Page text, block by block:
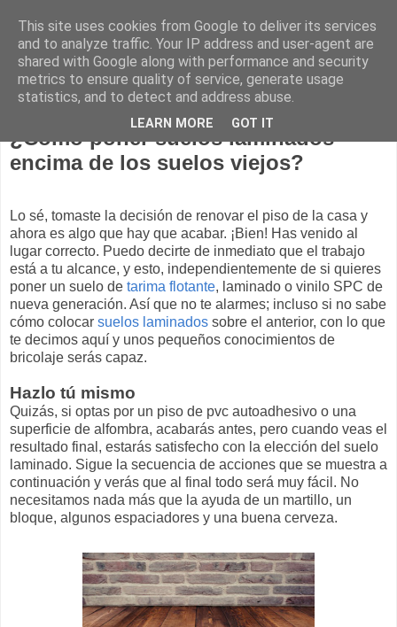
Construcción sostenible
¿Cómo poner suelos laminados
encima de los suelos viejos?
Lo sé, tomaste la decisión de renovar el piso de la casa y
ahora es algo que hay que acabar. ¡Bien! Has venido al
lugar correcto. Puedo decirte de inmediato que el trabajo
está a tu alcance, y esto, independientemente de si quieres
poner un suelo de tarima flotante, laminado o vinilo SPC de
nueva generación. Así que no te alarmes; incluso si no sabe
cómo colocar suelos laminados sobre el anterior, con lo que
te decimos aquí y unos pequeños conocimientos de
bricolaje serás capaz.
Hazlo tú mismo
Quizás, si optas por un piso de pvc autoadhesivo o una
superficie de alfombra, acabarás antes, pero cuando veas el
resultado final, estarás satisfecho con la elección del suelo
laminado. Sigue la secuencia de acciones que se muestra a
continuación y verás que al final todo será muy fácil. No
necesitamos nada más que la ayuda de un martillo, un
bloque, algunos espaciadores y una buena cerveza.
This site uses cookies from Google to deliver its services
and to analyze traffic. Your IP address and user-agent are
shared with Google along with performance and security
metrics to ensure quality of service, generate usage
statistics, and to detect and address abuse.
LEARN MORE GOT IT